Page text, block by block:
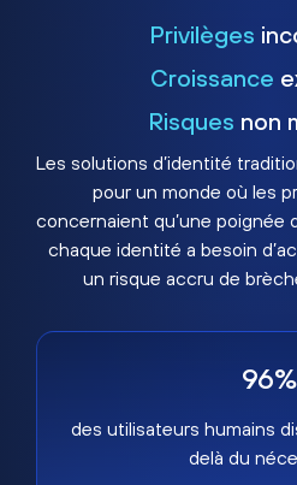
Privilèges
Croissance
Risques non
Les solutions d’identité
pour un monde où les
concernaient qu’une poignée
chaque identité a besoin
un risque accru de
96%
des utilisateurs humains
delà du